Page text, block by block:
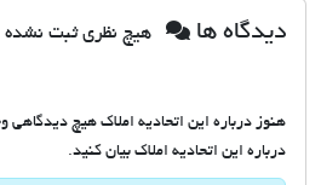
دیدگاه ها هیچ نظری ثبت
هنوز درباره این اتحادیه املاک هیچ دیدگاهی
درباره این اتحادیه املاک بیان کنید.